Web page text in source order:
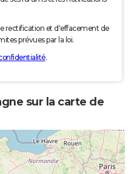
rectification et d'effacement de
prévues par la loi.
.
sur la carte de